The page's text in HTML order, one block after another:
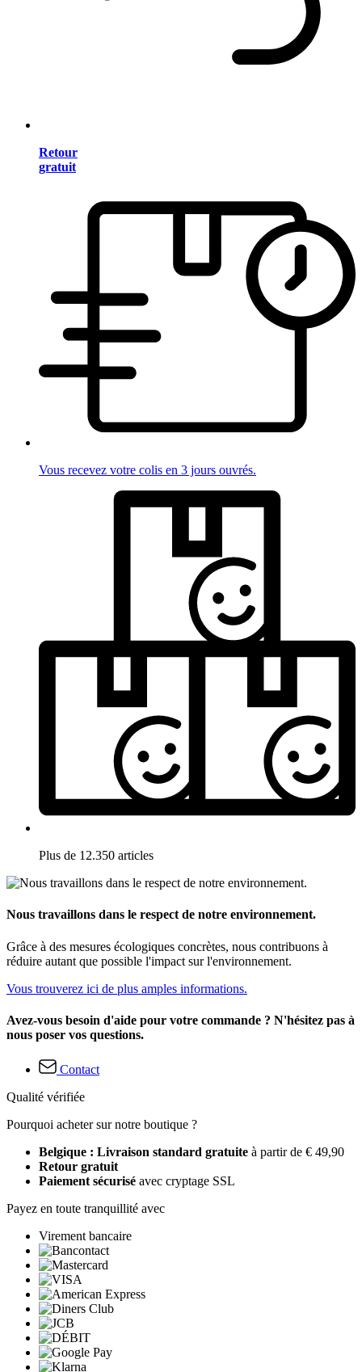
Retour
gratuit
Vous recevez votre colis en 3 jours ouvrés.
Plus de 12.350 articles
Nous travaillons dans le respect de notre environnement.
Grâce à des mesures écologiques concrètes, nous contribuons à
réduire autant que possible l'impact sur l'environnement.
Vous trouverez ici de plus amples informations.
Avez-vous besoin d'aide pour votre commande ? N'hésitez pas à
nous poser vos questions.
Contact
Qualité vérifiée
Pourquoi acheter sur notre boutique ?
Belgique : Livraison standard gratuite à partir de € 49,90
Retour gratuit
Paiement sécurisé avec cryptage SSL
Payez en toute tranquillité avec
Virement bancaire